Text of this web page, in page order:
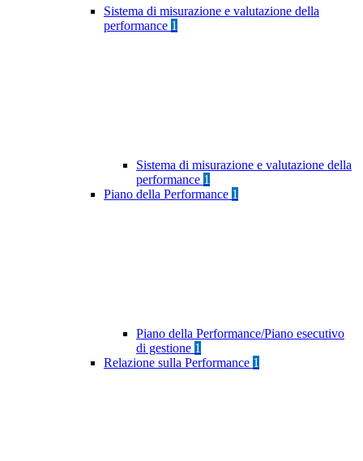
Sistema di misurazione e valutazione della
performance 1
Sistema di misurazione e valutazione della
performance 1
Piano della Performance 1
Piano della Performance/Piano esecutivo
di gestione 1
Relazione sulla Performance 1